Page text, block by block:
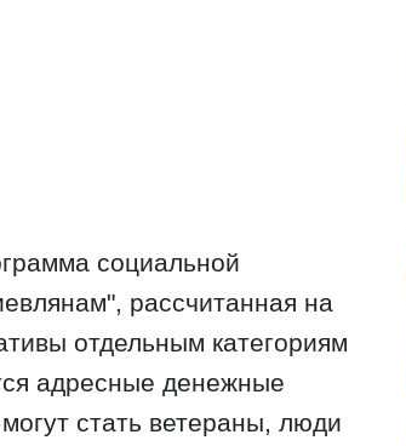
социальной
рассчитанная на
отдельным категориям
адресные денежные
стать ветераны, люди